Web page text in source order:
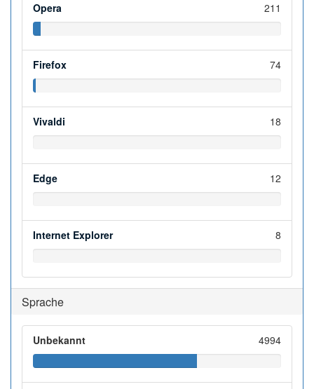
Opera 211
Firefox 74
Vivaldi 18
Edge 12
Internet Explorer 8
Sprache
Unbekannt 4994